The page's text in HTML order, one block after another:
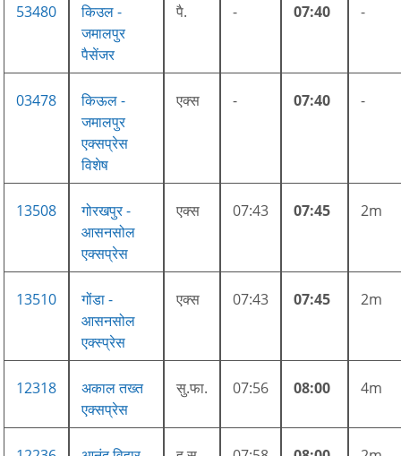
53480
किउल -
जमालपुर
पैसेंजर
पै. - 07:40 -
03478
किऊल -
जमालपुर
एक्सप्रेस
विशेष
एक्स - 07:40 -
13508
गोरखपुर -
आसनसोल
एक्सप्रेस
एक्स 07:43 07:45 2m
13510
गोंडा -
आसनसोल
एक्स्प्रेस
एक्स 07:43 07:45 2m
12318
अकाल तख्त
एक्सप्रेस
सु.फा. 07:56 08:00 4m